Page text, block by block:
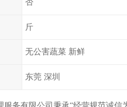
斤
无公害蔬菜 新鲜
东莞 深圳